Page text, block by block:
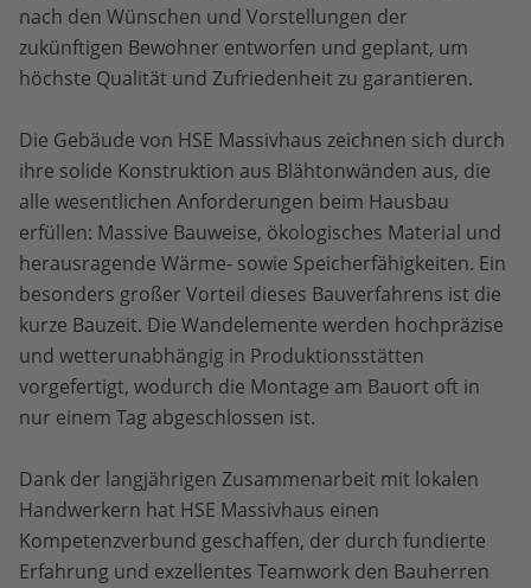
nach den Wünschen und Vorstellungen der
zukünftigen Bewohner entworfen und geplant, um
höchste Qualität und Zufriedenheit zu garantieren.
Die Gebäude von HSE Massivhaus zeichnen sich durch
ihre solide Konstruktion aus Blähtonwänden aus, die
alle wesentlichen Anforderungen beim Hausbau
erfüllen: Massive Bauweise, ökologisches Material und
herausragende Wärme- sowie Speicherfähigkeiten. Ein
besonders großer Vorteil dieses Bauverfahrens ist die
kurze Bauzeit. Die Wandelemente werden hochpräzise
und wetterunabhängig in Produktionsstätten
vorgefertigt, wodurch die Montage am Bauort oft in
nur einem Tag abgeschlossen ist.
Dank der langjährigen Zusammenarbeit mit lokalen
Handwerkern hat HSE Massivhaus einen
Kompetenzverbund geschaffen, der durch fundierte
Erfahrung und exzellentes Teamwork den Bauherren